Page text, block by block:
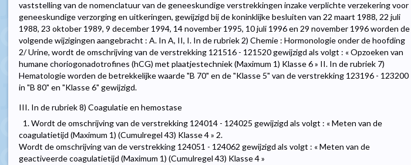
vaststelling van de nomenclatuur van de geneeskundige verstrekkingen inzake verplichte verzekering voor
geneeskundige verzorging en uitkeringen, gewijzigd bij de koninklijke besluiten van 22 maart 1988, 22 juli
1988, 23 oktober 1989, 9 december 1994, 14 november 1995, 10 juli 1996 en 29 november 1996 worden de
volgende wijzigingen aangebracht : A. In A, II, I. In de rubriek 2) Chemie : Hormonologie onder de hoofding
2/ Urine, wordt de omschrijving van de verstrekking 121516 - 121520 gewijzigd als volgt : « Opzoeken van
humane choriogonadotrofines (hCG) met plaatjestechniek (Maximum 1) Klasse 6 » II. In de rubriek 7)
Hematologie worden de betrekkelijke waarde "B 70" en de "Klasse 5" van de verstrekking 123196 - 123200
in "B 80" en "Klasse 6" gewijzigd.
III. In de rubriek 8) Coagulatie en hemostase
1. Wordt de omschrijving van de verstrekking 124014 - 124025 gewijzigd als volgt : « Meten van de
coagulatietijd (Maximum 1) (Cumulregel 43) Klasse 4 » 2.
Wordt de omschrijving van de verstrekking 124051 - 124062 gewijzigd als volgt : « Meten van de
geactiveerde coagulatietijd (Maximum 1) (Cumulregel 43) Klasse 4 »